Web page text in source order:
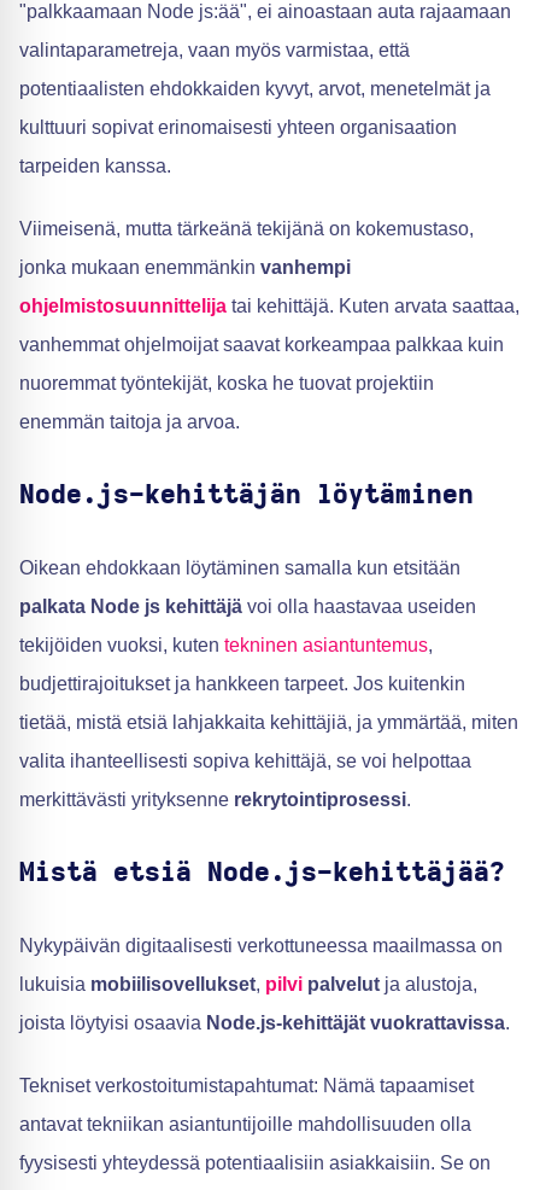
"palkkaamaan Node js:ää", ei ainoastaan auta rajaamaan
valintaparametreja, vaan myös varmistaa, että
potentiaalisten ehdokkaiden kyvyt, arvot, menetelmät ja
kulttuuri sopivat erinomaisesti yhteen organisaation
tarpeiden kanssa.
Viimeisenä, mutta tärkeänä tekijänä on kokemustaso,
jonka mukaan enemmänkin vanhempi
ohjelmistosuunnittelija tai kehittäjä. Kuten arvata saattaa,
vanhemmat ohjelmoijat saavat korkeampaa palkkaa kuin
nuoremmat työntekijät, koska he tuovat projektiin
enemmän taitoja ja arvoa.
Node.js-kehittäjän löytäminen
Oikean ehdokkaan löytäminen samalla kun etsitään
palkata Node js kehittäjä voi olla haastavaa useiden
tekijöiden vuoksi, kuten tekninen asiantuntemus,
budjettirajoitukset ja hankkeen tarpeet. Jos kuitenkin
tietää, mistä etsiä lahjakkaita kehittäjiä, ja ymmärtää, miten
valita ihanteellisesti sopiva kehittäjä, se voi helpottaa
merkittävästi yrityksenne rekrytointiprosessi.
Mistä etsiä Node.js-kehittäjää?
Nykypäivän digitaalisesti verkottuneessa maailmassa on
lukuisia mobiilisovellukset, pilvi palvelut ja alustoja,
joista löytyisi osaavia Node.js-kehittäjät vuokrattavissa.
Tekniset verkostoitumistapahtumat: Nämä tapaamiset
antavat tekniikan asiantuntijoille mahdollisuuden olla
fyysisesti yhteydessä potentiaalisiin asiakkaisiin. Se on